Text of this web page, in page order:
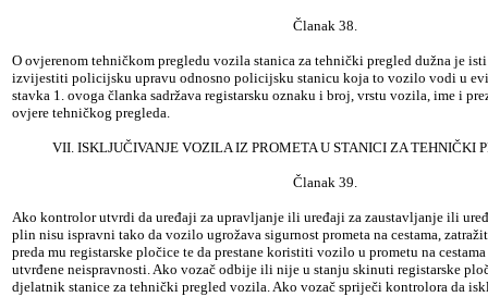
Članak 38.
O ovjerenom tehničkom pregledu vozila stanica za tehnički pregled dužna je
izvijestiti policijsku upravu odnosno policijsku stanicu koja to vozilo vodi u
stavka 1. ovoga članka sadržava registarsku oznaku i broj, vrstu vozila, ime i
ovjere tehničkog pregleda.
VII. ISKLJUČIVANJE VOZILA IZ PROMETA U STANICI ZA TEHNIČKI
Članak 39.
Ako kontrolor utvrdi da uređaji za upravljanje ili uređaji za zaustavljanje ili
plin nisu ispravni tako da vozilo ugrožava sigurnost prometa na cestama,
preda mu registarske pločice te da prestane koristiti vozilo u prometu na
utvrđene neispravnosti. Ako vozač odbije ili nije u stanju skinuti registarske
djelatnik stanice za tehnički pregled vozila. Ako vozač spriječi kontrolora da